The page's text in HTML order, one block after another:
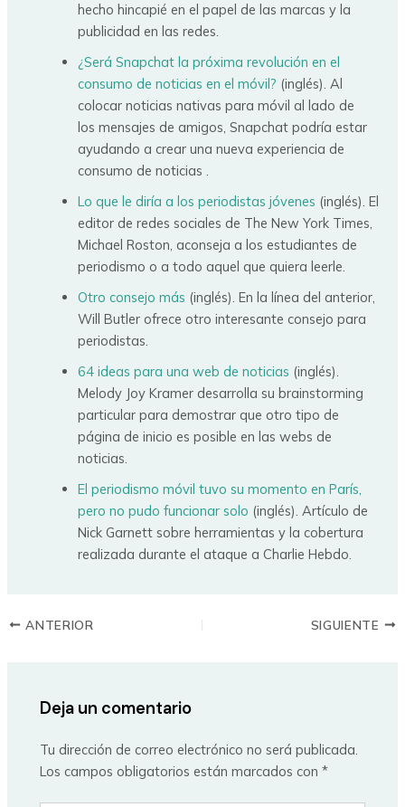
hecho hincapié en el papel de las marcas y la
publicidad en las redes.
¿Será Snapchat la próxima revolución en el
consumo de noticias en el móvil? (inglés). Al
colocar noticias nativas para móvil al lado de
los mensajes de amigos, Snapchat podría estar
ayudando a crear una nueva experiencia de
consumo de noticias .
Lo que le diría a los periodistas jóvenes (inglés). El
editor de redes sociales de The New York Times,
Michael Roston, aconseja a los estudiantes de
periodismo o a todo aquel que quiera leerle.
Otro consejo más (inglés). En la línea del anterior,
Will Butler ofrece otro interesante consejo para
periodistas.
64 ideas para una web de noticias (inglés).
Melody Joy Kramer desarrolla su brainstorming
particular para demostrar que otro tipo de
página de inicio es posible en las webs de
noticias.
El periodismo móvil tuvo su momento en París,
pero no pudo funcionar solo (inglés). Artículo de
Nick Garnett sobre herramientas y la cobertura
realizada durante el ataque a Charlie Hebdo.
ANTERIOR SIGUIENTE
Deja un comentario
Tu dirección de correo electrónico no será publicada.
Los campos obligatorios están marcados con*